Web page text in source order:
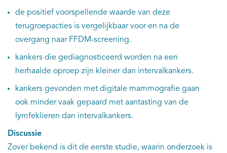
de positief voorspellende waarde van deze
terugroepacties is vergelijkbaar voor en na de
overgang naar FFDM-screening.
kankers die gediagnosticeerd worden na een
herhaalde oproep zijn kleiner dan intervalkankers.
kankers gevonden met digitale mammografie gaan
ook minder vaak gepaard met aantasting van de
lymfeklieren dan intervalkankers.
Discussie
Zover bekend is dit de eerste studie, waarin onderzoek is